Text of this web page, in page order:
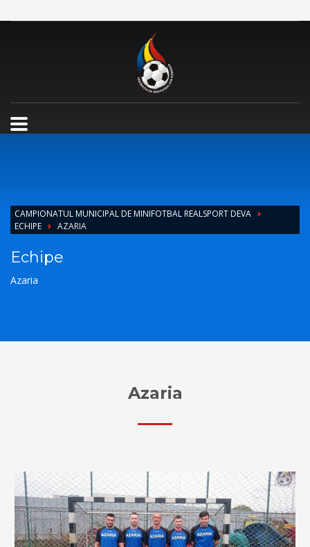
CAMPIONATUL MUNICIPAL DE MINIFOTBAL REALSPORT DEVA
ECHIPE
AZARIA
Echipe
Azaria
Azaria